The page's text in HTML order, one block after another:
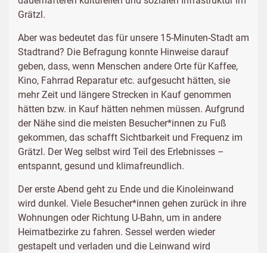
Grätzl.
Aber was bedeutet das für unsere 15-Minuten-Stadt am
Stadtrand? Die Befragung konnte Hinweise darauf
geben, dass, wenn Menschen andere Orte für Kaffee,
Kino, Fahrrad Reparatur etc. aufgesucht hätten, sie
mehr Zeit und längere Strecken in Kauf genommen
hätten bzw. in Kauf hätten nehmen müssen. Aufgrund
der Nähe sind die meisten Besucher*innen zu Fuß
gekommen, das schafft Sichtbarkeit und Frequenz im
Grätzl. Der Weg selbst wird Teil des Erlebnisses –
entspannt, gesund und klimafreundlich.
Der erste Abend geht zu Ende und die Kinoleinwand
wird dunkel. Viele Besucher*innen gehen zurück in ihre
Wohnungen oder Richtung U-Bahn, um in andere
Heimatbezirke zu fahren. Sessel werden wieder
gestapelt und verladen und die Leinwand wird